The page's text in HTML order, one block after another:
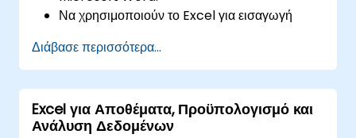
Να χρησιμοποιούν το Excel για εισαγωγή
Να σχεδιάζουν ελκυστικές και επαγγελματικές
παρουσιάσεις στο PowerPoint.
Να αξιοποιούν τις δυνατότητες συνεργασίας
σε όλες τις εφαρμογές του Microsoft Office.
Διάβασε περισσότερα...
Excel για Αποθέματα, Προϋπολογισμό και
Ανάλυση Δεδομένων